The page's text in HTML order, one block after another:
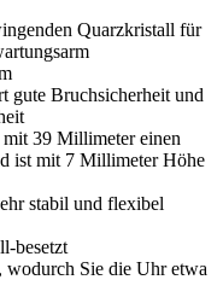
Quarzkristall für
gute Bruchsicherheit und
39 Millimeter einen
ist mit 7 Millimeter Höhe
stabil und flexibel
besetzt
wodurch Sie die Uhr etwa